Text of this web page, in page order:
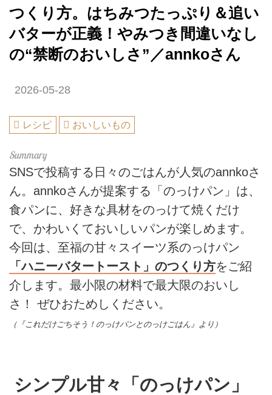
つくり方。はちみつたっぷり＆追い
バターが正義！やみつき間違いなし
の“禁断のおいしさ”／annkoさん
2026-05-28
レシピ おいしいもの
SNSで投稿する日々のごはんが人気のannkoさ
ん。annkoさんが提案する「のっけパン」は、
食パンに、好きな具材をのっけて焼くだけ
で、かわいくておいしいパンが楽しめます。
今回は、至福の甘々スイーツ系のっけパン
「ハニーバタートースト」のつくり方をご紹
介します。最小限の材料で最大限のおいし
さ！ ぜひおためしください。
（『これだけごちそう！のっけパンとのっけごはん』より）
シンプル甘々「のっけパン」